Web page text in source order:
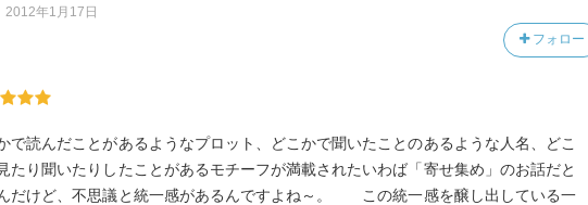
フォロー
2012年1月17日
で読んだことがあるようなプロット、どこかで聞いたことのあるような人名、どこ
たり聞いたりしたことがあるモチーフが満載されたいわば「寄せ集め」のお話だと
だけど、不思議と統一感があるんですよね～。 この統一感を醸し出している一